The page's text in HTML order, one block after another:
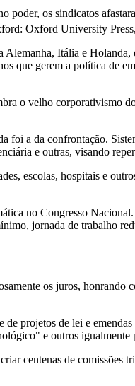
os sindicatos
Oxford University
Itália e Holanda,
que gerem a política de
o velho corporativismo
foi a da confrontação.
e outras, visando
escolas, hospitais e
no Congresso
jornada de trabalho
os juros, honrando
projetos de lei e
e outros igualmente
centenas de comissões